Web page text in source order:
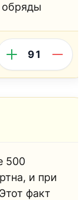
обряды
91
500
и при
факт